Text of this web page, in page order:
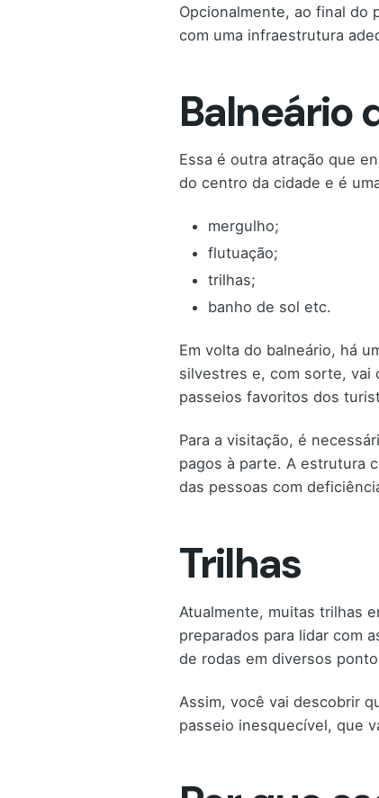
Opcionalmente, ao final do
com uma infraestrutura
Balneário
Essa é outra atração que
do centro da cidade e é
mergulho;
flutuação;
trilhas;
banho de sol etc.
Em volta do balneário, há
silvestres e, com sorte, vai
passeios favoritos dos
Para a visitação, é
pagos à parte. A estrutura
das pessoas com
Trilhas
Atualmente, muitas trilhas
preparados para lidar com
de rodas em diversos
Assim, você vai descobrir
passeio inesquecível, que